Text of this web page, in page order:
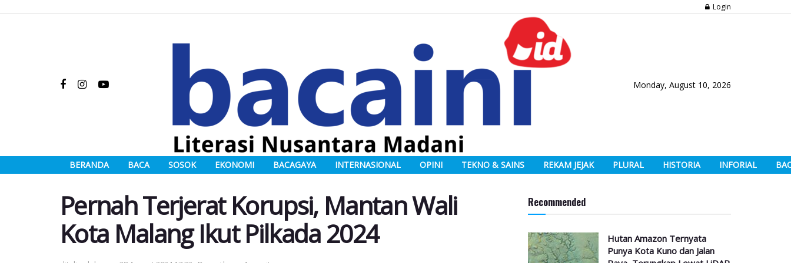
Login
Monday, August 10, 2026
BERANDA BACA SOSOK EKONOMI BACAGAYA INTERNASIONAL OPINI TEKNO & SAINS REKAM JEJAK PLURAL HISTORIA INFORIAL
Pernah Terjerat Korupsi, Mantan Wali
Kota Malang Ikut Pilkada 2024
Recommended
Hutan Amazon Ternyata
Punya Kota Kuno dan Jalan